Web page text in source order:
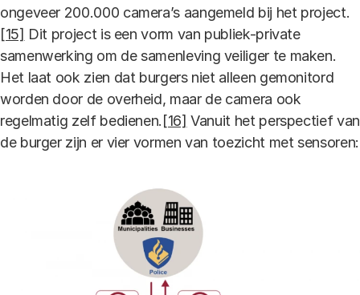
ongeveer 200.000 camera’s aangemeld bij het project.
[15] Dit project is een vorm van publiek-private
samenwerking om de samenleving veiliger te maken.
Het laat ook zien dat burgers niet alleen gemonitord
worden door de overheid, maar de camera ook
regelmatig zelf bedienen. [16] Vanuit het perspectief van
de burger zijn er vier vormen van toezicht met sensoren: